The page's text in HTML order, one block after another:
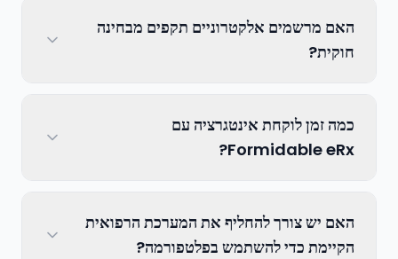
האם מרשמים אלקטרוניים תקפים מבחינה
חוקית?
כמה זמן לוקחת אינטגרציה עם
Formidable eRx?
האם יש צורך להחליף את המערכת הרפואית
הקיימת כדי להשתמש בפלטפורמה?